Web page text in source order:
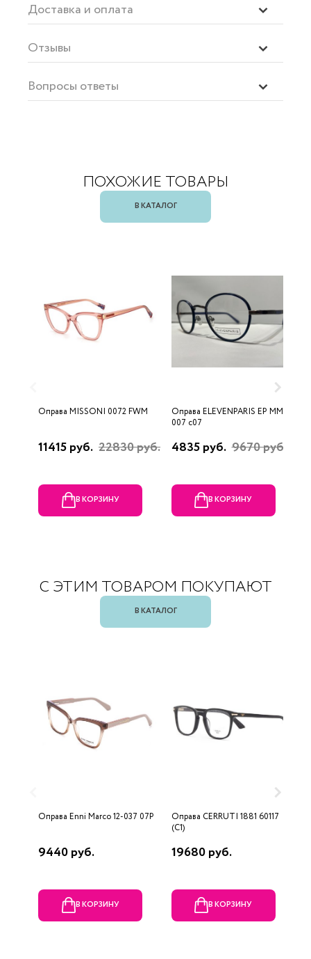
Доставка и оплата
Отзывы
Вопросы ответы
ПОХОЖИЕ ТОВАРЫ
В КАТАЛОГ
Оправа MISSONI 0072 FWM
11415 руб. 22830 руб.
В КОРЗИНУ
Оправа ELEVENPARIS EP MM
007 c07
4835 руб. 9670 руб.
В КОРЗИНУ
С ЭТИМ ТОВАРОМ ПОКУПАЮТ
В КАТАЛОГ
Оправа Enni Marco 12-037 07P
9440 руб.
В КОРЗИНУ
Оправа CERRUTI 1881 60117
(C1)
19680 руб.
В КОРЗИНУ